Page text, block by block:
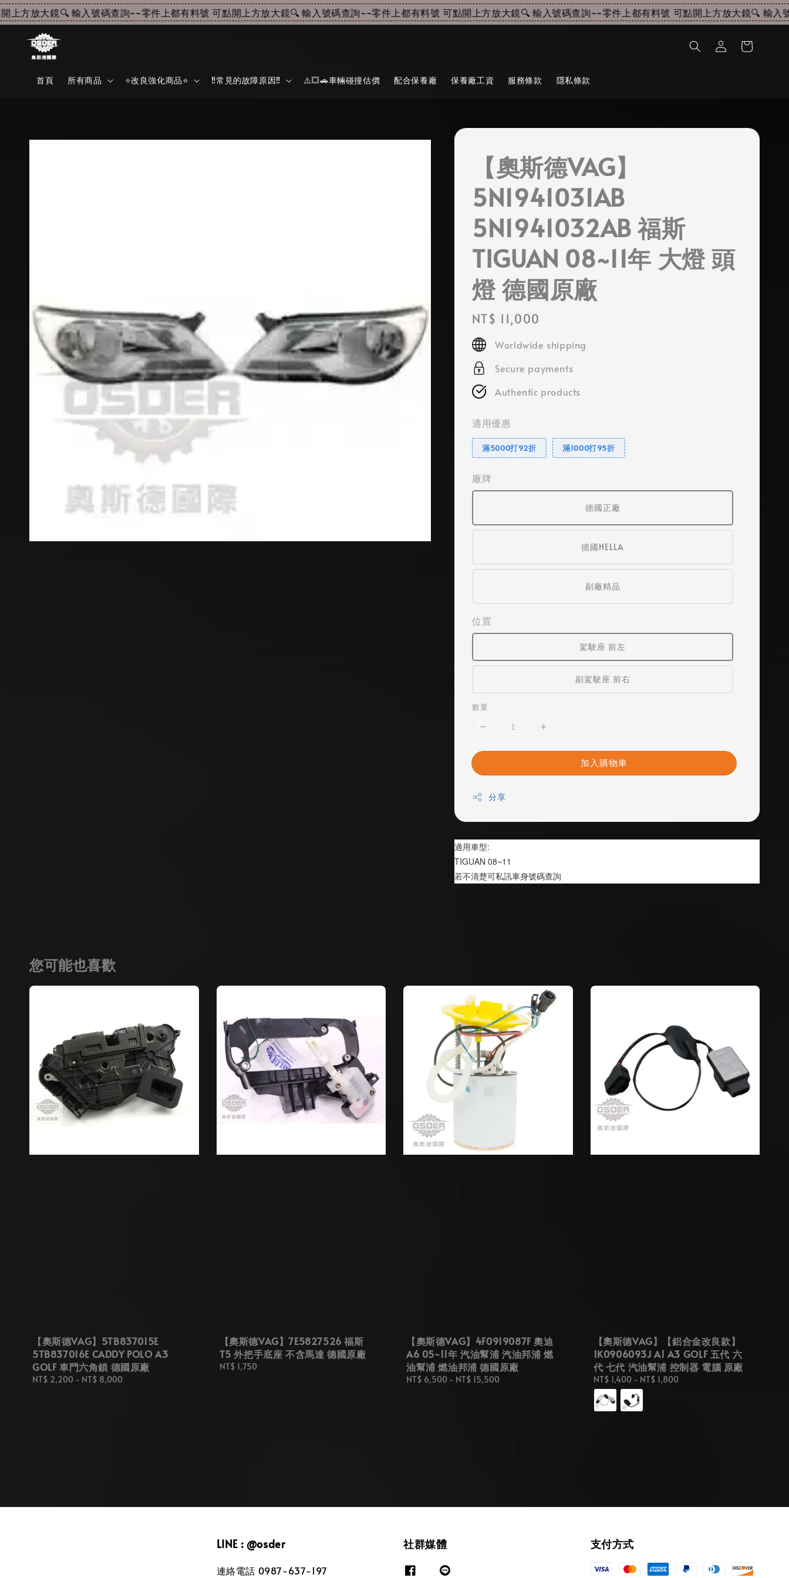
方放大鏡🔍 輸入號碼查詢~~零件上都有料號 可點開上方放大鏡🔍 輸入號碼查詢~~零件上都有料號 可點開上方放大鏡🔍 輸入號碼查詢~~零件上都有料號 可點開上方放大鏡🔍 輸入號
首頁 所有商品 ⭐改良強化商品⭐ ‼️常見的故障原因‼️ ⚠️💥🚗車輛碰撞估價 配合保養廠 保養廠工資 服務條款 隱私條款
【奧斯德VAG】
5N1941031AB
5N1941032AB 福斯
TIGUAN 08~11年 大燈 頭
燈 德國原廠
Regular
price
NT$ 11,000
Worldwide shipping
Secure payments
Authentic products
適用優惠
滿5000打92折 滿1000打95折
廠牌
德國正廠
德國HELLA
副廠精品
位置
駕駛座 前左
副駕駛座 前右
數量
加入購物車
分享
適用車型:
TIGUAN 08~11
若不清楚可私訊車身號碼查詢
您可能也喜歡
【奧斯德VAG】5TB837015E
5TB837016E CADDY POLO A3
GOLF 車門六角鎖 德國原廠
Regular
NT$ 2,200 - NT$ 8,000
【奧斯德VAG】7E5827526 福斯
T5 外把手底座 不含馬達 德國原廠
Regular
NT$ 1,750
【奧斯德VAG】4F0919087F 奧迪
A6 05~11年 汽油幫浦 汽油邦浦 燃
油幫浦 燃油邦浦 德國原廠
Regular
NT$ 6,500 - NT$ 15,500
【奧斯德VAG】【鋁合金改良款】
1K0906093J A1 A3 GOLF 五代 六
代 七代 汽油幫浦 控制器 電腦 原廠
Regular
price
NT$ 1,400- NT$ 1,800
LINE : @osder
連絡電話 0987-637-197
社群媒體 支付方式